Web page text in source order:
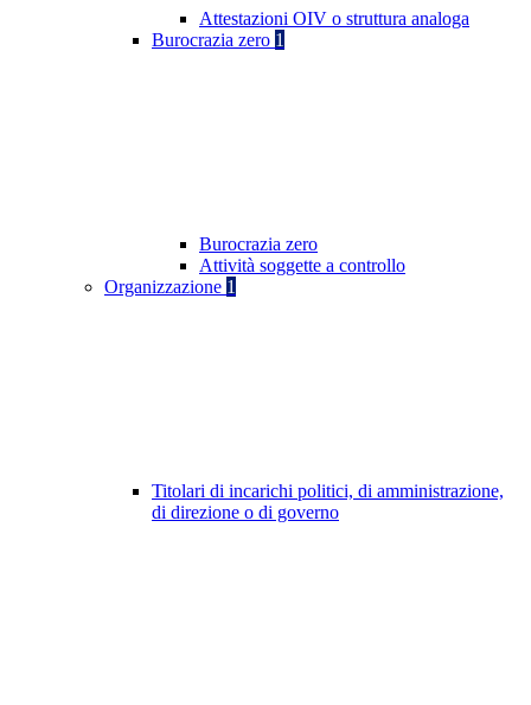
Attestazioni OIV o struttura analoga
Burocrazia zero 1
Burocrazia zero
Attività soggette a controllo
Organizzazione 1
Titolari di incarichi politici, di amministrazione,
di direzione o di governo